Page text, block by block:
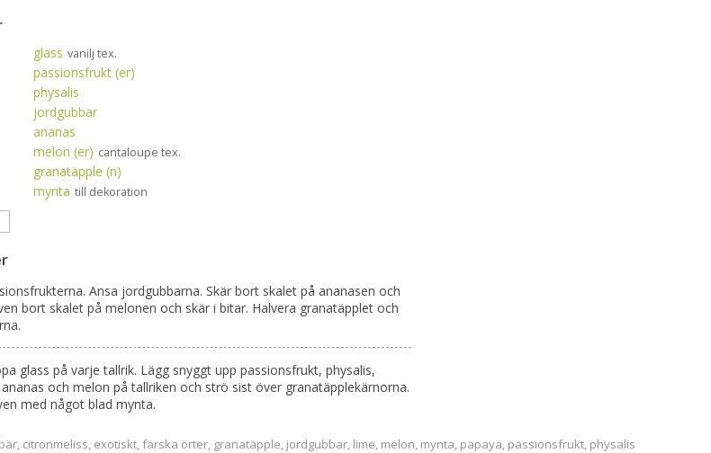
glass vanilj tex.
passionsfrukt (er)
physalis
jordgubbar
ananas
melon (er) cantaloupe tex.
granatäpple (n)
mynta till dekoration
Ansa jordgubbarna. Skär bort skalet på ananasen och
bort skalet på melonen och skär i bitar. Halvera granatäpplet och
glass på varje tallrik. Lägg snyggt upp passionsfrukt, physalis,
och melon på tallriken och strö sist över granatäpplekärnorna.
med något blad mynta.
bär, citronmeliss, exotiskt,färska örter, granatäpple, jordgubbar, lime, melon, mynta, papaya, passionsfrukt, physalis